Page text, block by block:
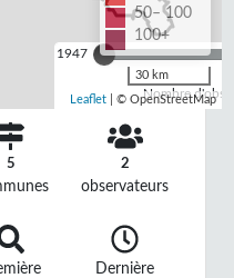
1947
Nombre
50– 100
100+
30 km
Leaflet | © OpenStreetMap
5 2
observateurs
Dernière